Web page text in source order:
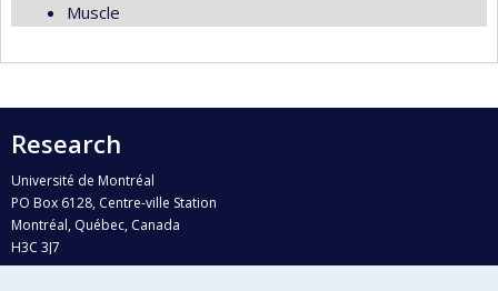
Muscle
Research
Université de Montréal
PO Box 6128, Centre-ville Station
Montréal, Québec, Canada
H3C 3J7